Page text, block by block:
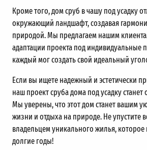
Кроме того, дом сруб в чашу под усадку
окружающий ландшафт, создавая
природой. Мы предлагаем нашим
адаптации проекта под индивидуальные
каждый мог создать свой идеальный
Если вы ищете надежный и эстетически
наш проект сруба дома под усадку
Мы уверены, что этот дом станет вашим
жизни и отдыха на природе. Не упустите
владельцем уникального жилья,
долгие годы!